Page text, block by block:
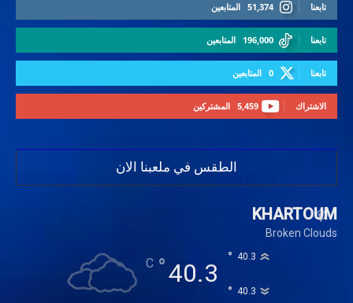
51,374 المتابعين تابعنا
196,000 المتابعين تابعنا
0 المتابعين تابعنا
5,459 المشتركين الاشتراك
الطقس في ملعبنا الان
KHARTOUM
Broken Clouds
40.3
°
C 40.3
°
40.3
°